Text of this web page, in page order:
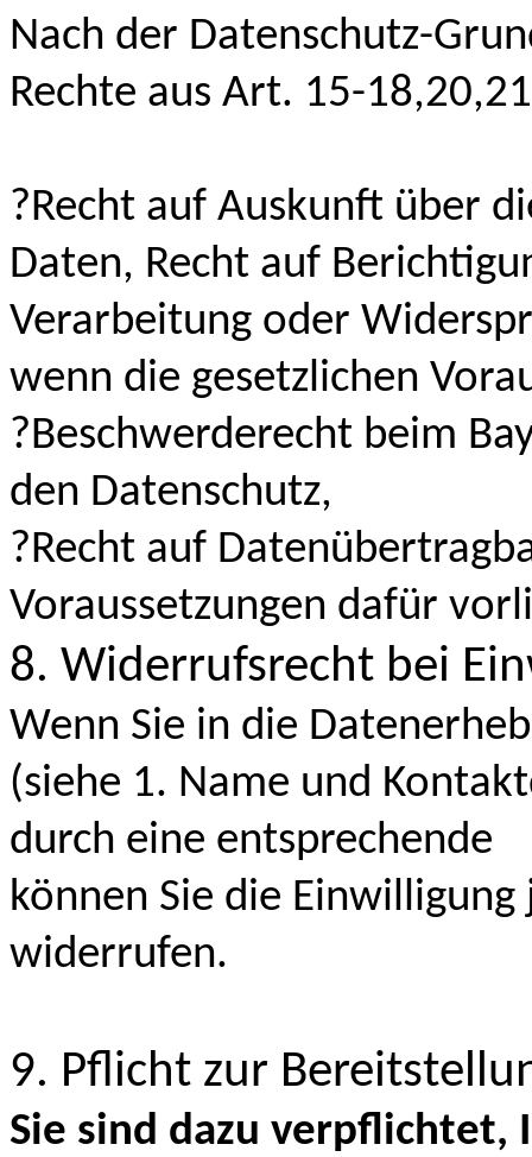
Nach der Datenschutz-
Rechte aus Art. 15-
?Recht auf Auskunft über
Daten, Recht auf
Verarbeitung oder
wenn die gesetzlichen
?Beschwerderecht beim
den Datenschutz,
?Recht auf
Voraussetzungen dafür
8. Widerrufsrecht bei
Wenn Sie in die
(siehe 1. Name und
durch eine
können Sie die
widerrufen.
9. Pflicht zur
Sie sind dazu verpflichtet,